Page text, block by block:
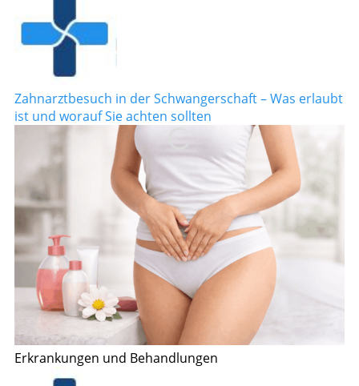
Zahnarztbesuch in der Schwangerschaft – Was erlaubt
ist und worauf Sie achten sollten
Erkrankungen und Behandlungen